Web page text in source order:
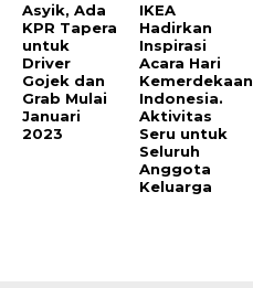
Asyik, Ada
KPR Tapera
untuk
Driver
Gojek dan
Grab Mulai
Januari
2023
IKEA
Hadirkan
Inspirasi
Acara Hari
Kemerdekaan
Indonesia.
Aktivitas
Seru untuk
Seluruh
Anggota
Keluarga